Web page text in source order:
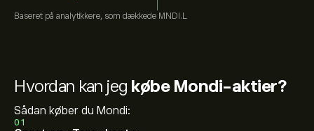
Baseret på analytikkere, som dækkede MNDI.L
Hvordan kan jeg købe Mondi-aktier?
Sådan køber du Mondi:
01